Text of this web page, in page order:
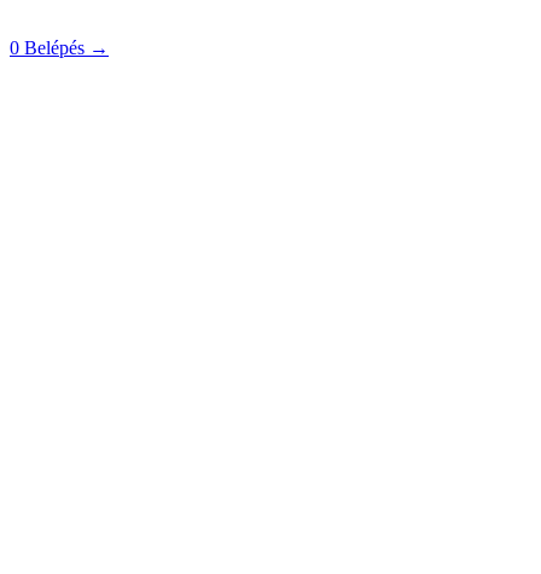
0 Belépés →